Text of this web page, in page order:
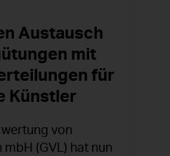
Austausch
mit
für
Künstler
von
(GVL) hat nun